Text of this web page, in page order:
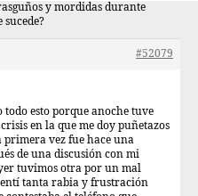
y mordidas durante
sucede?
#52079
todo esto porque anoche tuve
en la que me doy puñetazos
primera vez fue hace una
de una discusión con mi
tuvimos otra por un mal
tanta rabia y frustración